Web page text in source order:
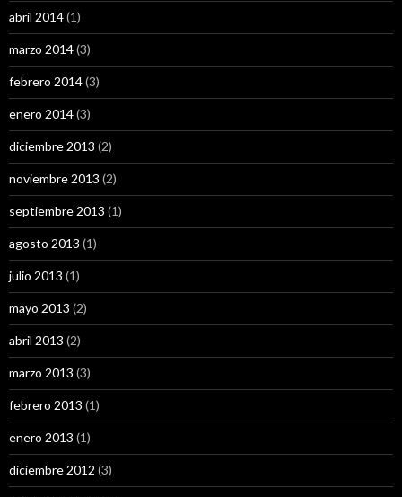
abril 2014(1)
marzo 2014(3)
febrero 2014(3)
enero 2014(3)
diciembre 2013 (2)
noviembre 2013 (2)
septiembre 2013 (1)
agosto 2013 (1)
julio 2013 (1)
mayo 2013 (2)
abril 2013 (2)
marzo 2013 (3)
febrero 2013 (1)
enero 2013 (1)
diciembre 2012 (3)